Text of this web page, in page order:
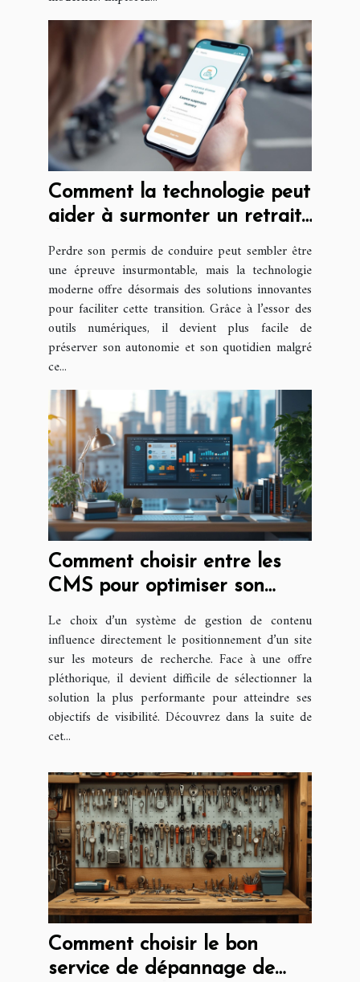
Comment la technologie peut
aider à surmonter un retrait
de permis ?
Perdre son permis de conduire peut sembler être
une épreuve insurmontable, mais la technologie
moderne offre désormais des solutions innovantes
pour faciliter cette transition. Grâce à l’essor des
outils numériques, il devient plus facile de
préserver son autonomie et son quotidien malgré
ce...
Comment choisir entre les
CMS pour optimiser son
référencement ?
Le choix d’un système de gestion de contenu
influence directement le positionnement d’un site
sur les moteurs de recherche. Face à une offre
pléthorique, il devient difficile de sélectionner la
solution la plus performante pour atteindre ses
objectifs de visibilité. Découvrez dans la suite de
cet...
Comment choisir le bon
service de dépannage de